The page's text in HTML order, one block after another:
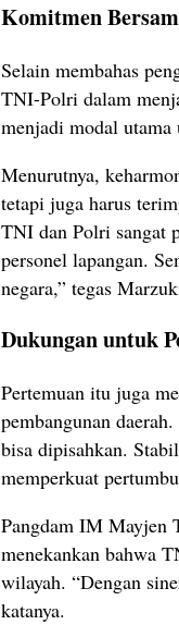
Komitmen
Selain membahas
TNI-Polri dalam
menjadi modal utama
Menurutnya,
tetapi juga harus
TNI dan Polri sangat
personel lapangan.
negara,” tegas
Dukungan untuk
Pertemuan itu juga
pembangunan
bisa dipisahkan.
memperkuat
Pangdam IM Mayjen
menekankan bahwa
wilayah. “Dengan
katanya.